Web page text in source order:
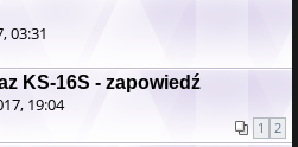
03:31
KS-16S - zapowiedź
19:04
1 2